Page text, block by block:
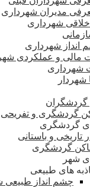
مدیران شهرداری
شهرداری
انداز شهرداری
مالی و عملکردی
شهرداری
شهردار
گردشگران
گردشگری و تفریحی
گردشگری
تاریخی و باستانی
گردشگری
شهر
های طبیعی
چشم انداز طبیعی